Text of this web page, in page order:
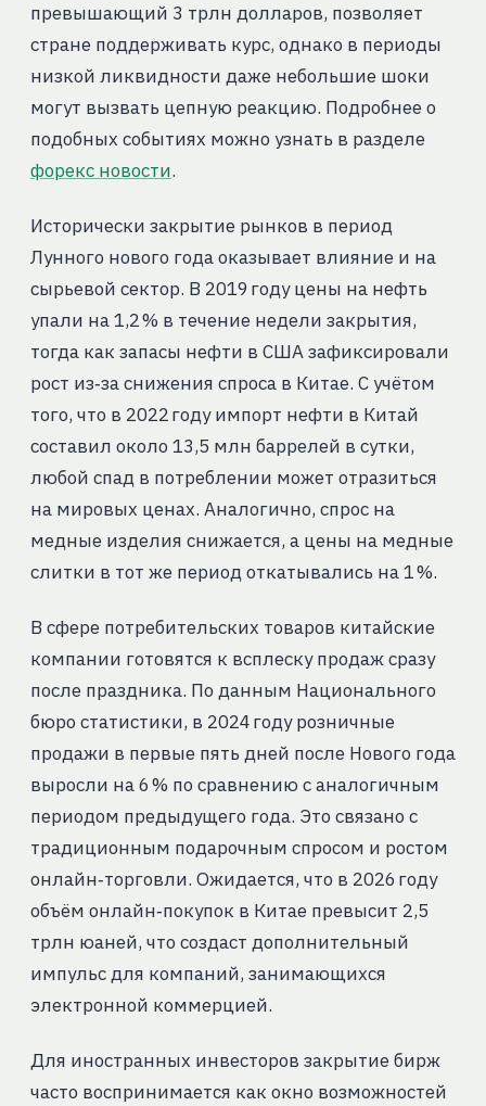
превышающий 3 трлн долларов, позволяет
стране поддерживать курс, однако в периоды
низкой ликвидности даже небольшие шоки
могут вызвать цепную реакцию. Подробнее о
подобных событиях можно узнать в разделе
форекс новости.
Исторически закрытие рынков в период
Лунного нового года оказывает влияние и на
сырьевой сектор. В 2019 году цены на нефть
упали на 1,2 % в течение недели закрытия,
тогда как запасы нефти в США зафиксировали
рост из‑за снижения спроса в Китае. С учётом
того, что в 2022 году импорт нефти в Китай
составил около 13,5 млн баррелей в сутки,
любой спад в потреблении может отразиться
на мировых ценах. Аналогично, спрос на
медные изделия снижается, а цены на медные
слитки в тот же период откатывались на 1 %.
В сфере потребительских товаров китайские
компании готовятся к всплеску продаж сразу
после праздника. По данным Национального
бюро статистики, в 2024 году розничные
продажи в первые пять дней после Нового года
выросли на 6 % по сравнению с аналогичным
периодом предыдущего года. Это связано с
традиционным подарочным спросом и ростом
онлайн‑торговли. Ожидается, что в 2026 году
объём онлайн‑покупок в Китае превысит 2,5
трлн юаней, что создаст дополнительный
импульс для компаний, занимающихся
электронной коммерцией.
Для иностранных инвесторов закрытие бирж
часто воспринимается как окно возможностей